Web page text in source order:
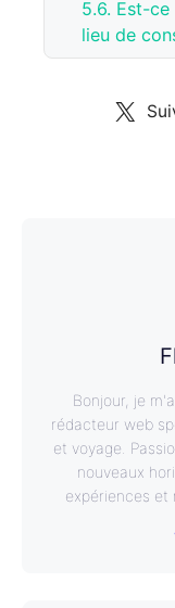
5.6. Est-ce
lieu de
Bonjour, je
rédacteur web
et voyage.
nouveaux
expériences et